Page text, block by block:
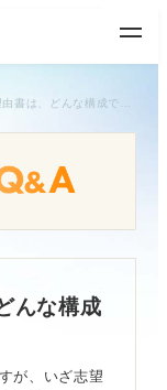
んな構成
が、いざ志望